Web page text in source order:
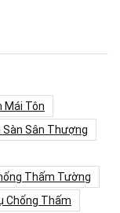
Mái Tôn
Sân Thượng
Thấm Tường
Chống Thấm